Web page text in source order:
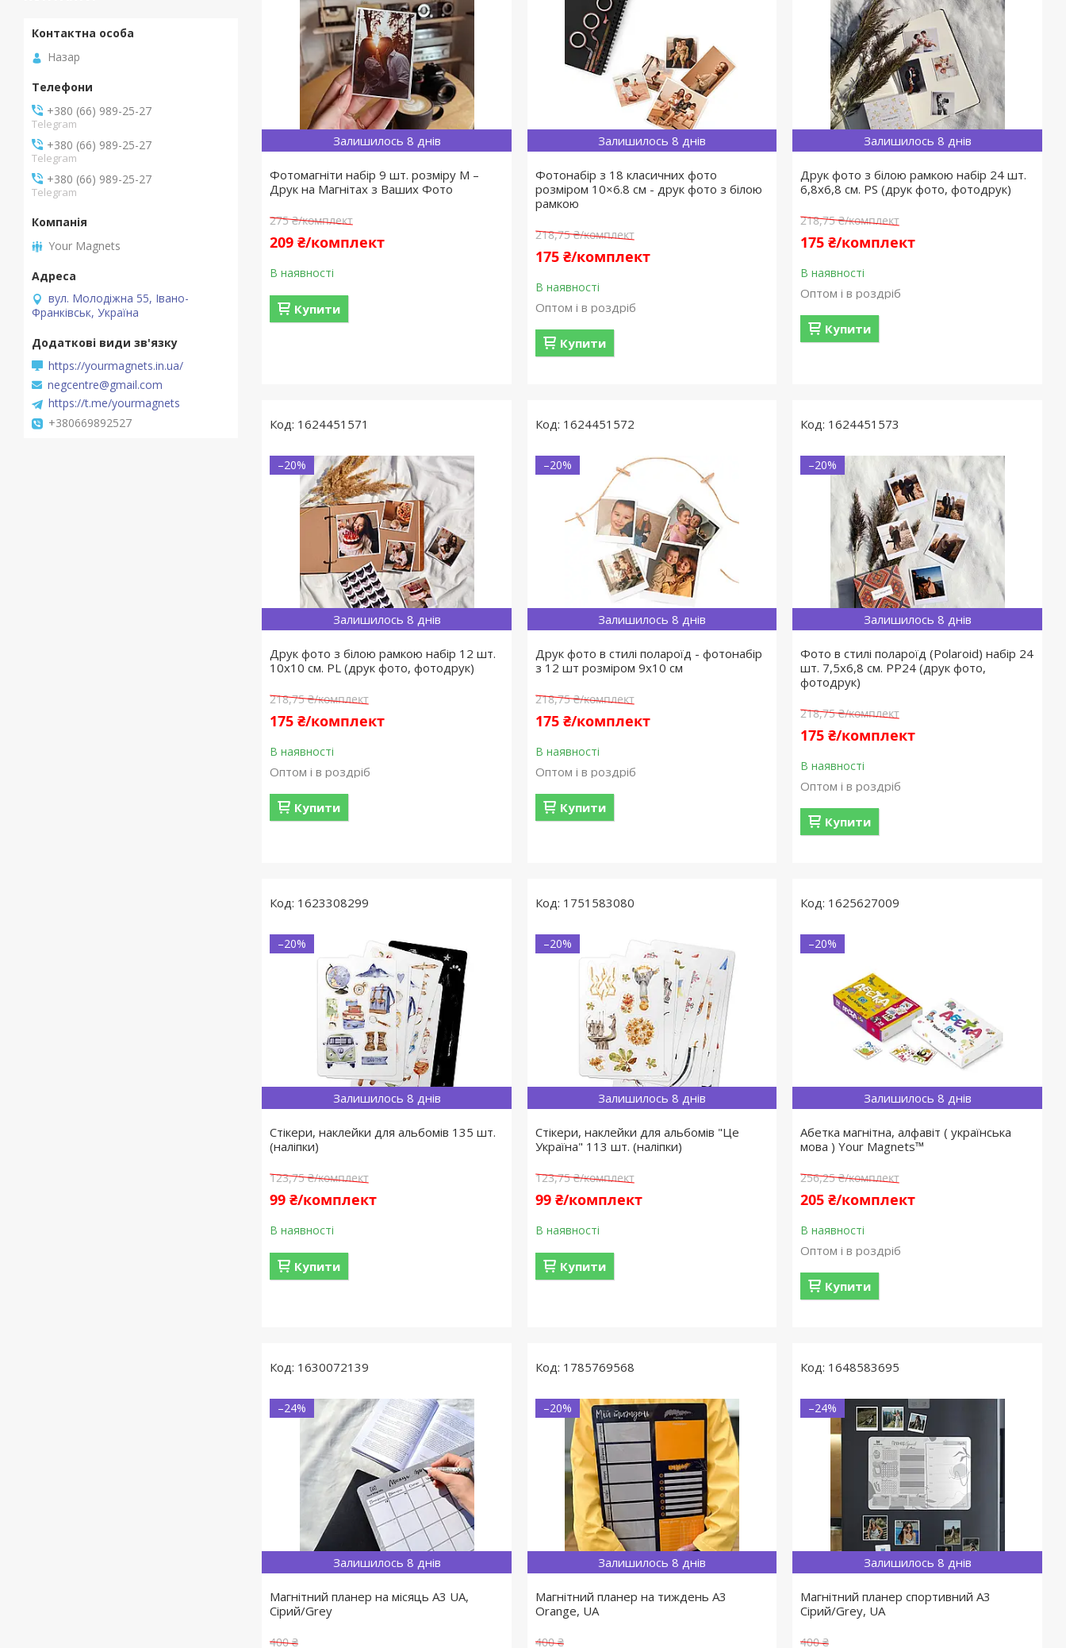
Залишилось 8 днів
Фотомагніти набір 9 шт. розміру M –
Друк на Магнітах з Ваших Фото
275 ₴/комплект
209 ₴/комплект
В наявності
Купити
Залишилось 8 днів
Фотонабір з 18 класичних фото
розміром 10×6.8 см - друк фото з білою
рамкою
218,75 ₴/комплект
175 ₴/комплект
В наявності
Оптом і в роздріб
Купити
Залишилось 8 днів
Друк фото з білою рамкою набір 24 шт.
6,8х6,8 см. PS (друк фото, фотодрук)
218,75 ₴/комплект
175 ₴/комплект
В наявності
Оптом і в роздріб
Купити
1624451571
Залишилось 8 днів
–20%
Друк фото з білою рамкою набір 12 шт.
10х10 см. PL (друк фото, фотодрук)
218,75 ₴/комплект
175 ₴/комплект
В наявності
Оптом і в роздріб
Купити
1624451572
Залишилось 8 днів
–20%
Друк фото в стилі полароїд - фотонабір
з 12 шт розміром 9х10 см
218,75 ₴/комплект
175 ₴/комплект
В наявності
Оптом і в роздріб
Купити
1624451573
Залишилось 8 днів
–20%
Фото в стилі полароїд (Polaroid) набір 24
шт. 7,5х6,8 см. PP24 (друк фото,
фотодрук)
218,75 ₴/комплект
175 ₴/комплект
В наявності
Оптом і в роздріб
Купити
1623308299
Залишилось 8 днів
–20%
Стікери, наклейки для альбомів 135 шт.
(наліпки)
123,75 ₴/комплект
99 ₴/комплект
В наявності
Купити
1751583080
Залишилось 8 днів
–20%
Стікери, наклейки для альбомів "Це
Україна" 113 шт. (наліпки)
123,75 ₴/комплект
99 ₴/комплект
В наявності
Купити
1625627009
Залишилось 8 днів
–20%
Абетка магнітна, алфавіт ( українська
мова ) Your Mаgnets™
256,25 ₴/комплект
205 ₴/комплект
В наявності
Оптом і в роздріб
Купити
1630072139
Залишилось 8 днів
–24%
Магнітний планер на місяць A3 UA,
Сірий/Grey
400 ₴
1785769568
Залишилось 8 днів
–20%
Магнітний планер на тиждень A3
Orange, UA
400 ₴
1648583695
Залишилось 8 днів
–24%
Магнітний планер спортивний A3
Сірий/Grey, UA
400 ₴
Назар
+380 (66) 989-25-27
Telegram
+380 (66) 989-25-27
Telegram
+380 (66) 989-25-27
Telegram
Your Magnets
вул. Молодіжна 55, Івано-
Франківськ, Україна
https://yourmagnets.in.ua/
negcentre@gmail.com
https://t.me/yourmagnets
+380669892527